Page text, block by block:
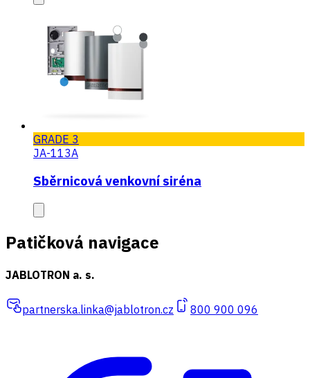
GRADE 3
JA-113A
Sběrnicová venkovní siréna
Patičková navigace
JABLOTRON a. s.
partnerska.linka@jablotron.cz 800 900 096